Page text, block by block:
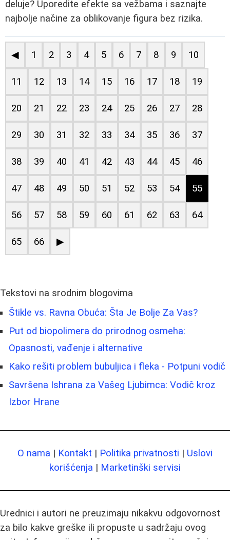
deluje? Uporedite efekte sa vežbama i saznajte
najbolje načine za oblikovanje figura bez rizika.
◀ 1 2 3 4 5 6 7 8 9 10
11 12 13 14 15 16 17 18 19
20 21 22 23 24 25 26 27 28
29 30 31 32 33 34 35 36 37
38 39 40 41 42 43 44 45 46
47 48 49 50 51 52 53 54 55
56 57 58 59 60 61 62 63 64
65 66 ▶
Tekstovi na srodnim blogovima
Štikle vs. Ravna Obuća: Šta Je Bolje Za Vas?
Put od biopolimera do prirodnog osmeha:
Opasnosti, vađenje i alternative
Kako rešiti problem bubuljica i fleka - Potpuni vodič
Savršena Ishrana za Vašeg Ljubimca: Vodič kroz
Izbor Hrane
O nama | Kontakt | Politika privatnosti | Uslovi
korišćenja | Marketinški servisi
Urednici i autori ne preuzimaju nikakvu odgovornost
za bilo kakve greške ili propuste u sadržaju ovog